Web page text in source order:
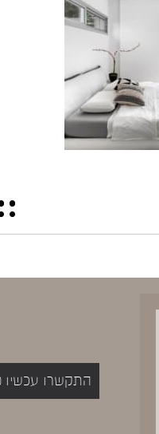
התקשרו עכשיו 052-5535400